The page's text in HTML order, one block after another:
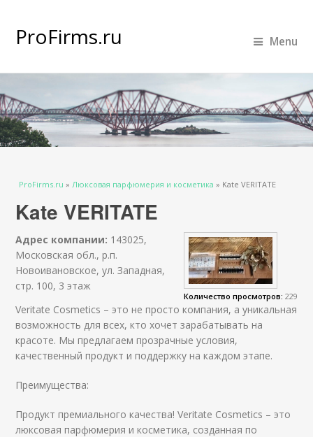
ProFirms.ru Menu
Вы здесь
ProFirms.ru » Люксовая парфюмерия и косметика » Kate VERITATE
Kate VERITATE
Количество просмотров: 229
Адрес компании: 143025,
Московская обл., р.п.
Новоивановское, ул. Западная,
стр. 100, 3 этаж
Veritate Cosmetics – это не просто компания, а уникальная
возможность для всех, кто хочет зарабатывать на
красоте. Мы предлагаем прозрачные условия,
качественный продукт и поддержку на каждом этапе.
Преимущества:
Продукт премиального качества! Veritate Cosmetics – это
люксовая парфюмерия и косметика, созданная по